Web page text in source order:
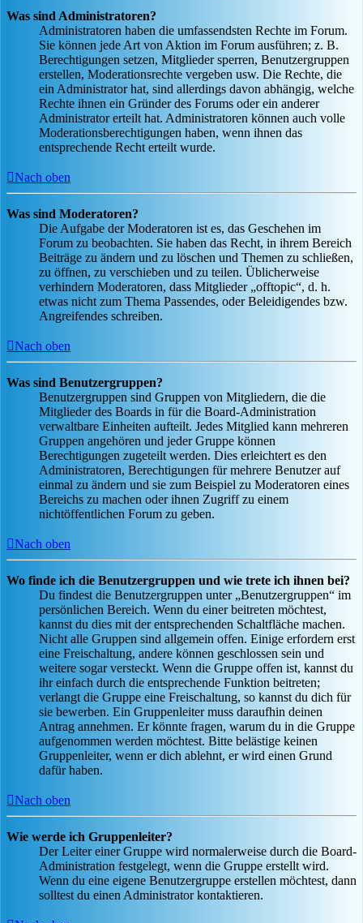
Was sind Administratoren?
Administratoren haben die umfassendsten Rechte im Forum.
Sie können jede Art von Aktion im Forum ausführen; z. B.
Berechtigungen setzen, Mitglieder sperren, Benutzergruppen
erstellen, Moderationsrechte vergeben usw. Die Rechte, die
ein Administrator hat, sind allerdings davon abhängig, welche
Rechte ihnen ein Gründer des Forums oder ein anderer
Administrator erteilt hat. Administratoren können auch volle
Moderationsberechtigungen haben, wenn ihnen das
entsprechende Recht erteilt wurde.
Nach oben
Was sind Moderatoren?
Die Aufgabe der Moderatoren ist es, das Geschehen im
Forum zu beobachten. Sie haben das Recht, in ihrem Bereich
Beiträge zu ändern und zu löschen und Themen zu schließen,
zu öffnen, zu verschieben und zu teilen. Üblicherweise
verhindern Moderatoren, dass Mitglieder „offtopic“, d. h.
etwas nicht zum Thema Passendes, oder Beleidigendes bzw.
Angreifendes schreiben.
Nach oben
Was sind Benutzergruppen?
Benutzergruppen sind Gruppen von Mitgliedern, die die
Mitglieder des Boards in für die Board-Administration
verwaltbare Einheiten aufteilt. Jedes Mitglied kann mehreren
Gruppen angehören und jeder Gruppe können
Berechtigungen zugeteilt werden. Dies erleichtert es den
Administratoren, Berechtigungen für mehrere Benutzer auf
einmal zu ändern und sie zum Beispiel zu Moderatoren eines
Bereichs zu machen oder ihnen Zugriff zu einem
nichtöffentlichen Forum zu geben.
Nach oben
Wo finde ich die Benutzergruppen und wie trete ich ihnen bei?
Du findest die Benutzergruppen unter „Benutzergruppen“ im
persönlichen Bereich. Wenn du einer beitreten möchtest,
kannst du dies mit der entsprechenden Schaltfläche machen.
Nicht alle Gruppen sind allgemein offen. Einige erfordern erst
eine Freischaltung, andere können geschlossen sein und
weitere sogar versteckt. Wenn die Gruppe offen ist, kannst du
ihr einfach durch die entsprechende Funktion beitreten;
verlangt die Gruppe eine Freischaltung, so kannst du dich für
sie bewerben. Ein Gruppenleiter muss daraufhin deinen
Antrag annehmen. Er könnte fragen, warum du in die Gruppe
aufgenommen werden möchtest. Bitte belästige keinen
Gruppenleiter, wenn er dich ablehnt, er wird einen Grund
dafür haben.
Nach oben
Wie werde ich Gruppenleiter?
Der Leiter einer Gruppe wird normalerweise durch die Board-
Administration festgelegt, wenn die Gruppe erstellt wird.
Wenn du eine eigene Benutzergruppe erstellen möchtest, dann
solltest du einen Administrator kontaktieren.